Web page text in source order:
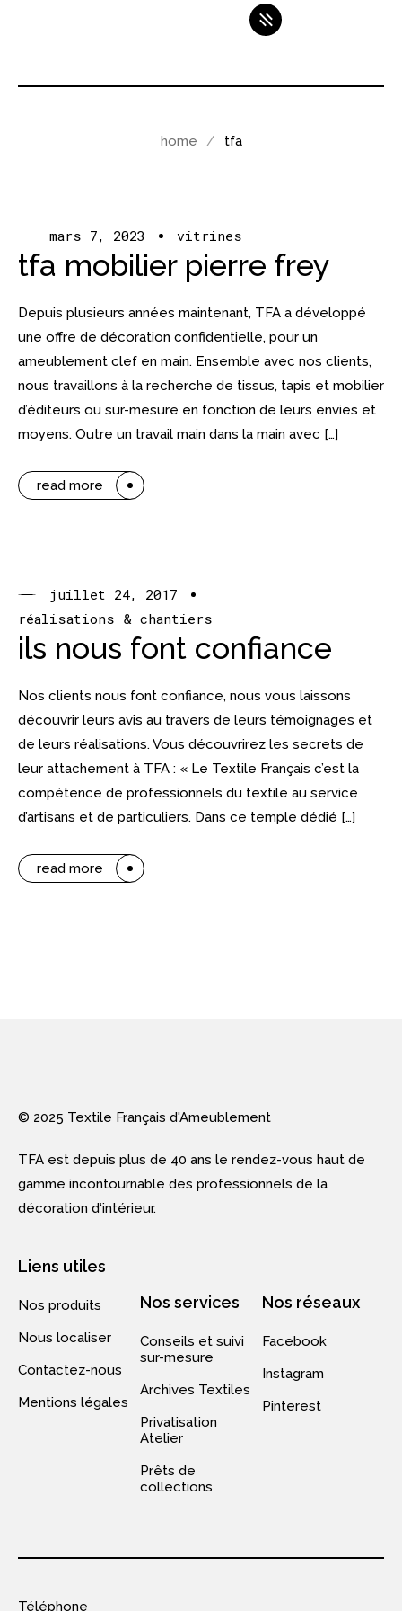
home tfa
mars 7, 2023 vitrines
tfa mobilier pierre frey
Depuis plusieurs années maintenant, TFA a développé
une offre de décoration confidentielle, pour un
ameublement clef en main. Ensemble avec nos clients,
nous travaillons à la recherche de tissus, tapis et mobilier
d’éditeurs ou sur-mesure en fonction de leurs envies et
moyens. Outre un travail main dans la main avec […]
read more
juillet 24, 2017
réalisations & chantiers
ils nous font confiance
Nos clients nous font confiance, nous vous laissons
découvrir leurs avis au travers de leurs témoignages et
de leurs réalisations. Vous découvrirez les secrets de
leur attachement à TFA : « Le Textile Français c’est la
compétence de professionnels du textile au service
d’artisans et de particuliers. Dans ce temple dédié […]
read more
© 2025 Textile Français d'Ameublement
TFA est depuis plus de 40 ans le rendez-vous haut de
gamme incontournable des professionnels de la
décoration d‘intérieur.
Liens utiles
Nos produits
Nous localiser
Contactez-nous
Mentions légales
Nos services
Conseils et suivi
sur-mesure
Archives Textiles
Privatisation
Atelier
Prêts de
collections
Nos réseaux
Facebook
Instagram
Pinterest
Téléphone